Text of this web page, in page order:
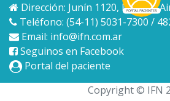
Dirección: Junín 1120, Buenos
Teléfono: (54-11) 5031-7300 /
Email: info@ifn.com.ar
Seguinos en Facebook
Portal del paciente
Copyright © IFN